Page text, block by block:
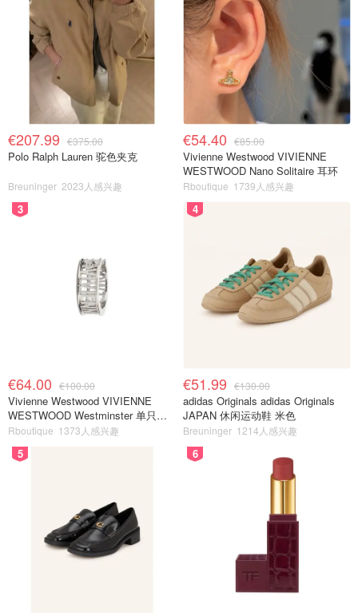
€207.99 €375.00
Polo Ralph Lauren 驼色夹克
Breuninger 2023人感兴趣
€54.40 €85.00
Vivienne Westwood VIVIENNE
WESTWOOD Nano Solitaire 耳环
Rboutique 1739人感兴趣
3
€64.00 €100.00
Vivienne Westwood VIVIENNE
WESTWOOD Westminster 单只耳
环
Rboutique 1373人感兴趣
4
€51.99 €130.00
adidas Originals adidas Originals
JAPAN 休闲运动鞋 米色
Breuninger 1214人感兴趣
5 6